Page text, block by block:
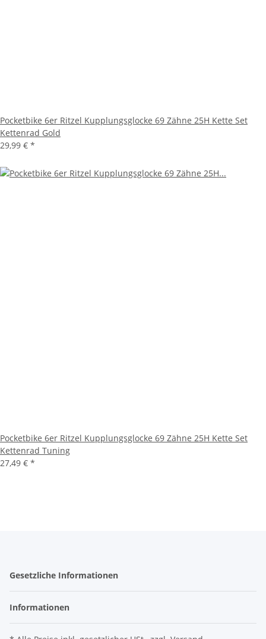
Pocketbike 6er Ritzel Kupplungsglocke 69 Zähne 25H Kette Set
Kettenrad Gold
29,99 € *
Pocketbike 6er Ritzel Kupplungsglocke 69 Zähne 25H Kette Set
Kettenrad Tuning
27,49 € *
Gesetzliche Informationen
Informationen